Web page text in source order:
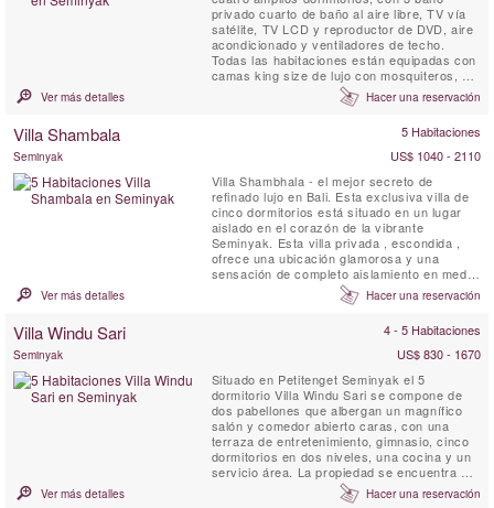
privado cuarto de baño al aire libre, TV vía
satélite, TV LCD y reproductor de DVD, aire
acondicionado y ventiladores de techo.
Todas las habitaciones están equipadas con
camas king size de lujo con mosquiteros, y
están decoradas con gusto, con grandes
armarios y vistas a la piscina y al jardín.
Ver más detalles Hacer una reservación
Villa Shambala 5 Habitaciones
Seminyak
US$ 1040 - 2110
Villa Shambhala - el mejor secreto de
refinado lujo en Bali. Esta exclusiva villa de
cinco dormitorios está situado en un lugar
aislado en el corazón de la vibrante
Seminyak. Esta villa privada , escondida ,
ofrece una ubicación glamorosa y una
sensación de completo aislamiento en medio
de un amplio jardín tropical. Cinco
dormitorios situado en una amplia finca
separada para los cuartos de privacidad.
Villa Shambhala combina un diseño ...
Ver más detalles Hacer una reservación
Villa Windu Sari 4 - 5 Habitaciones
Seminyak
US$ 830 - 1670
Situado en Petitenget Seminyak el 5
dormitorio Villa Windu Sari se compone de
dos pabellones que albergan un magnífico
salón y comedor abierto caras, con una
terraza de entretenimiento, gimnasio, cinco
dormitorios en dos niveles, una cocina y un
servicio área. La propiedad se encuentra en
un encantador jardín amurallado con piscina.
Ver más detalles Hacer una reservación